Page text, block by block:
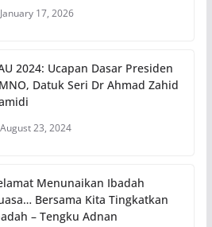
January 17, 2026
2024: Ucapan Dasar Presiden
Datuk Seri Dr Ahmad Zahid
August 23, 2024
Menunaikan Ibadah
Bersama Kita Tingkatkan
– Tengku Adnan